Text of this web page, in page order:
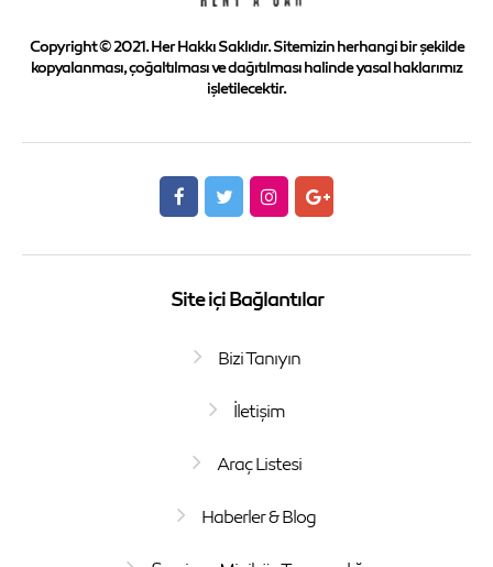
Copyright © 2021. Her Hakkı Saklıdır. Sitemizin herhangi bir şekilde
kopyalanması, çoğaltılması ve dağıtılması halinde yasal haklarımız
işletilecektir.
Site içi Bağlantılar
Bizi Tanıyın
İletişim
Araç Listesi
Haberler & Blog